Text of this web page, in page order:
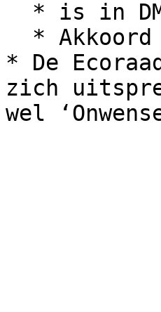
* De
zich